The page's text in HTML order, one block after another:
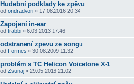
Hudební podklady ke zpěvu
od ondradvori » 17.08.2016 20:34
Zapojení in-ear
od trabbi » 6.03.2013 17:46
odstranení zpevu ze songu
od Formes » 30.08.2009 11:32
problém s TC Helicon Voicetone X-1
od Zsunaj » 29.05.2016 21:02